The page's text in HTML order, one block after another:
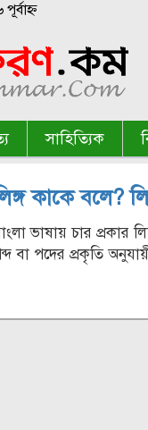
সাহিত্যিক
কাকে বলে?
ভাষায় চার প্রকার
বা পদের প্রকৃতি